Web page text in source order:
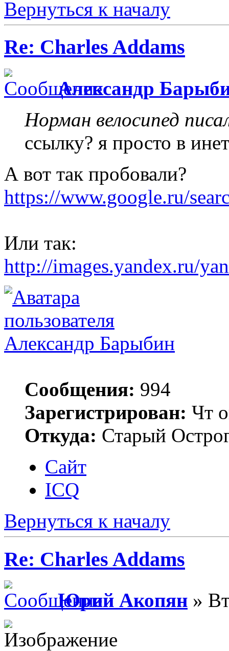
Вернуться к началу
Re: Charles Addams
Александр
Норман велосипед
ссылку? я просто в
А вот так пробовали?
https://www.google.ru/
Или так:
http://images.yandex.ru/
Александр Барыбин
Сообщения: 994
Зарегистрирован: Чт
Откуда: Старый
Сайт
ICQ
Вернуться к началу
Re: Charles Addams
Юрий Акопян »